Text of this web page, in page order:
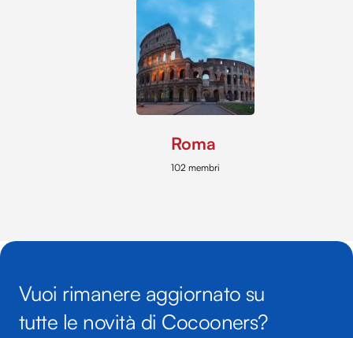
Roma
102 membri
Vuoi rimanere aggiornato su
tutte le novità di Cocooners?